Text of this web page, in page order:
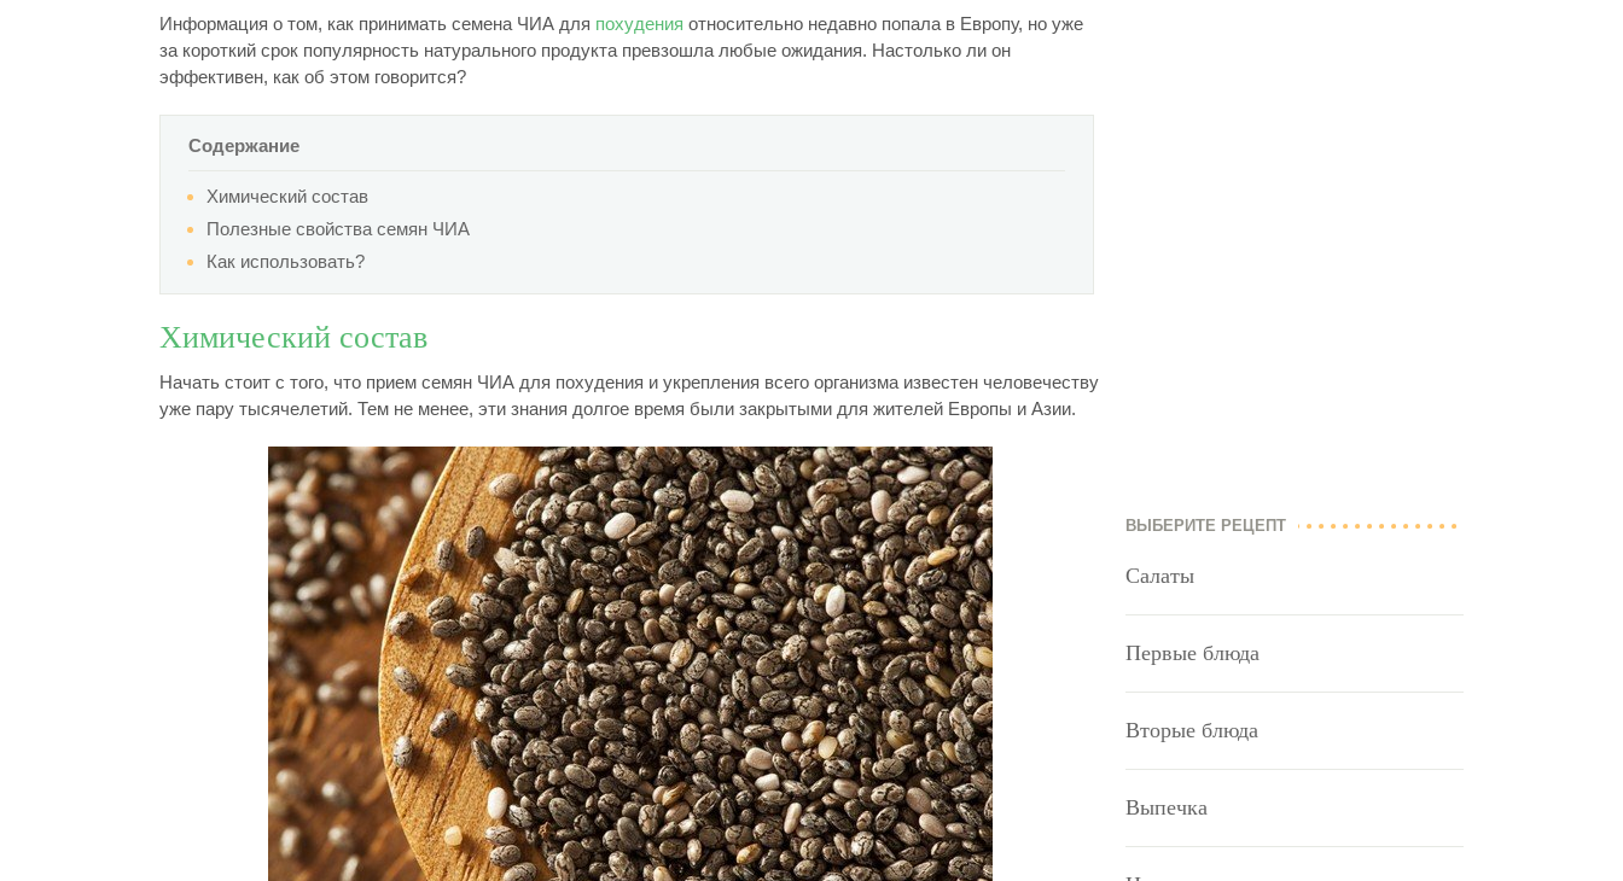
Информация о том, как принимать семена ЧИА для похудения относительно недавно попала в Европу, но уже
за короткий срок популярность натурального продукта превзошла любые ожидания. Настолько ли он
эффективен, как об этом говорится?
Содержание
Химический состав
Полезные свойства семян ЧИА
Как использовать?
Химический состав
Начать стоит с того, что прием семян ЧИА для похудения и укрепления всего организма известен человечеству
уже пару тысячелетий. Тем не менее, эти знания долгое время были закрытыми для жителей Европы и Азии.
ВЫБЕРИТЕ РЕЦЕПТ
Салаты
Первые блюда
Вторые блюда
Выпечка